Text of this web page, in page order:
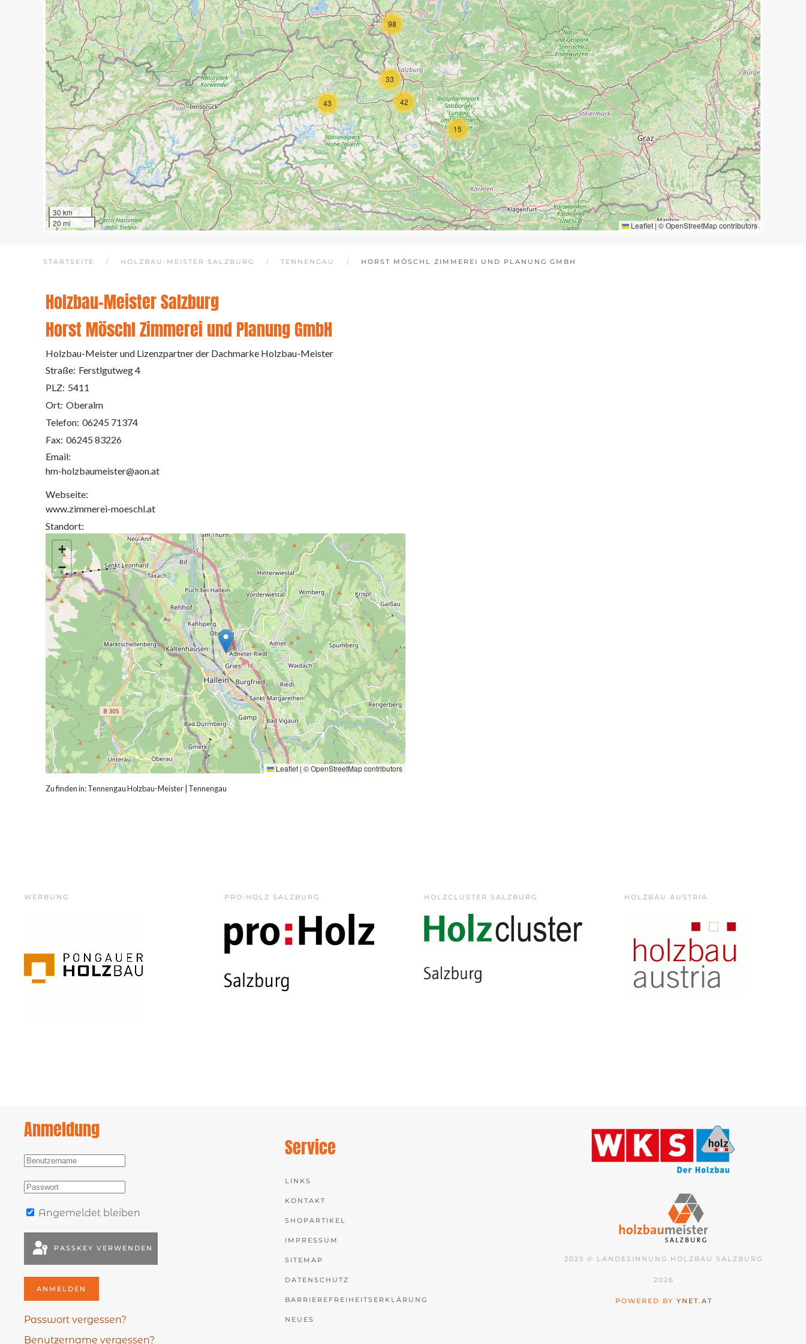
15
33
42
43
98
30 km
20 mi
Leaflet |©OpenStreetMapcontributors
STARTSEITE HOLZBAU-MEISTER SALZBURG TENNENGAU HORST MÖSCHL ZIMMEREI UND PLANUNG GMBH
Holzbau-Meister Salzburg
Horst Möschl Zimmerei und Planung GmbH
Holzbau-Meister und Lizenzpartner der Dachmarke Holzbau-Meister
Straße: Ferstlgutweg 4
PLZ: 5411
Ort: Oberalm
Telefon: 06245 71374
Fax: 06245 83226
Email:
hm-holzbaumeister@aon.at
Webseite:
www.zimmerei-moeschl.at
Standort:
+
−
Leaflet | ©OpenStreetMapcontributors
Zu finden in:Tennengau Holzbau-Meister Tennengau
WERBUNG PRO:HOLZ SALZBURG HOLZCLUSTER SALZBURG HOLZBAU AUSTRIA
Anmeldung
Angemeldet bleiben
PASSKEY VERWENDEN
ANMELDEN
Passwort vergessen?
Benutzername vergessen?
Service
LINKS
KONTAKT
SHOPARTIKEL
IMPRESSUM
SITEMAP
DATENSCHUTZ
BARRIEREFREIHEITSERKLÄRUNG
NEUES
2025 © LANDESINNUNG HOLZBAU SALZBURG
2026
POWERED BY YNET.AT